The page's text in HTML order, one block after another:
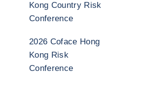
Kong Country Risk
Conference
2026 Coface Hong
Kong Risk
Conference